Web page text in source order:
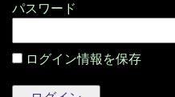
パスワード
ログイン情報を保存